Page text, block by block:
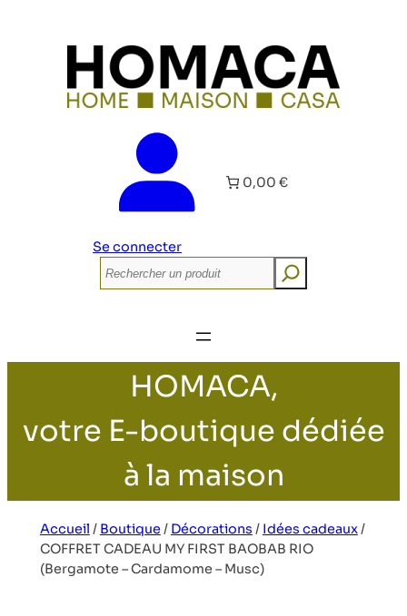
Se connecter
0,00 €
HOMACA,
votre E-boutique dédiée
à la maison
Accueil / Boutique/ Décorations / Idées cadeaux/
COFFRET CADEAU MY FIRST BAOBAB RIO
(Bergamote – Cardamome – Musc)